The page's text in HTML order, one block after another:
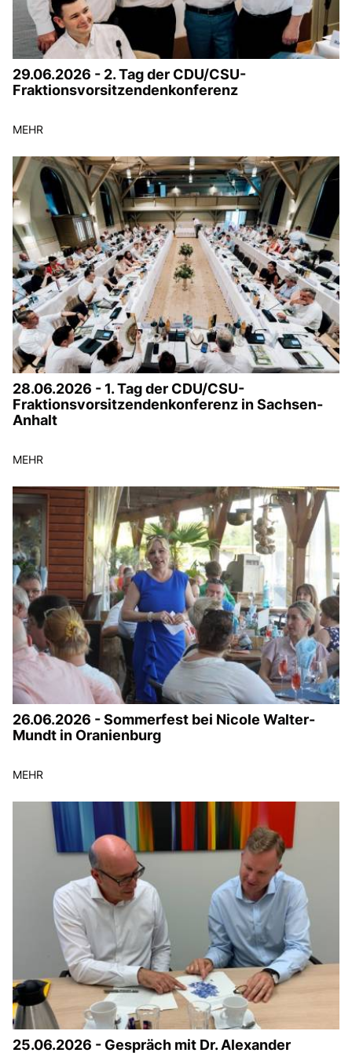
29.06.2026 - 2. Tag der CDU/CSU-
Fraktionsvorsitzendenkonferenz
MEHR
28.06.2026 - 1. Tag der CDU/CSU-
Fraktionsvorsitzendenkonferenz in Sachsen-
Anhalt
MEHR
26.06.2026 - Sommerfest bei Nicole Walter-
Mundt in Oranienburg
MEHR
25.06.2026 - Gespräch mit Dr. Alexander